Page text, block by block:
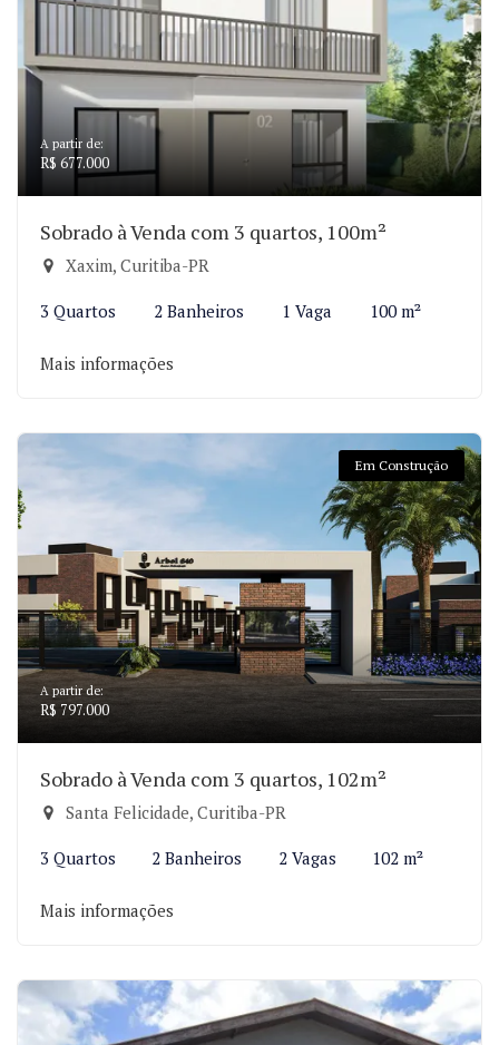
A partir de:
R$ 677.000
Sobrado à Venda com 3 quartos, 100m²
Xaxim, Curitiba-PR
3 Quartos 2 Banheiros 1 Vaga 100 m²
Mais informações
Em Construção
A partir de:
R$ 797.000
Sobrado à Venda com 3 quartos, 102m²
Santa Felicidade, Curitiba-PR
3 Quartos 2 Banheiros 2 Vagas 102 m²
Mais informações